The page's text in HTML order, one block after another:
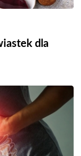
dla